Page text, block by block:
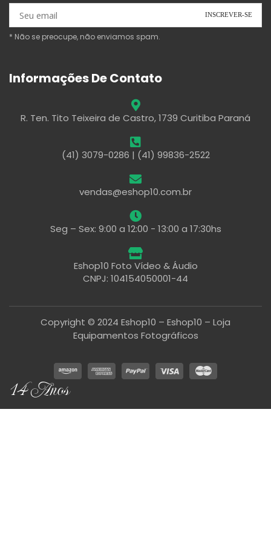
* Não se preocupe, não enviamos spam.
Informações De Contato
R. Ten. Tito Teixeira de Castro, 1739 Curitiba Paraná
(41) 3079-0286 | (41) 99836-2522
vendas@eshop10.com.br
Seg – Sex: 9:00 a 12:00 - 13:00 a 17:30hs
Eshop10 Foto Vídeo & Áudio
CNPJ: 104154050001-44
Copyright © 2024 Eshop10 – Eshop10 – Loja
Equipamentos Fotográficos
14 Anos